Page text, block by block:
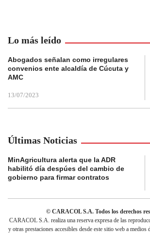
Lo más leído
Abogados señalan como irregulares
convenios ente alcaldía de Cúcuta y
AMC
13/07/2023
Últimas Noticias
MinAgricultura alerta que la ADR
habilitó día despúes del cambio de
gobierno para firmar contratos
© CARACOL S.A. Todos los derechos
CARACOL S.A. realiza una reserva expresa de las
y otras prestaciones accesibles desde este sitio web a medios